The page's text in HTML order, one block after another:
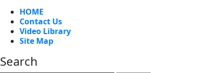
HOME
Contact Us
Video Library
Site Map
Search